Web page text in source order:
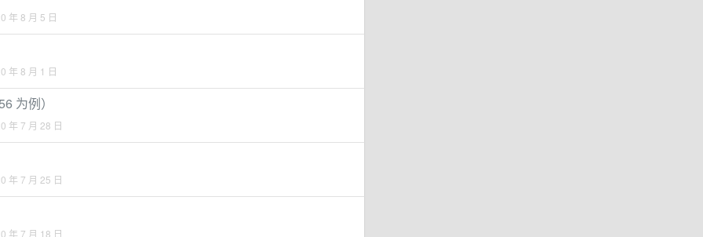
年 8 月 5 日
年 8 月 1 日
为例）
年 7 月 28 日
年 7 月 25 日
年 7 月 18 日